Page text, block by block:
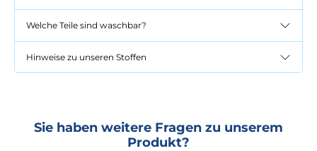
Welche Teile sind waschbar?
Hinweise zu unseren Stoffen
Sie haben weitere Fragen zu unserem
Produkt?